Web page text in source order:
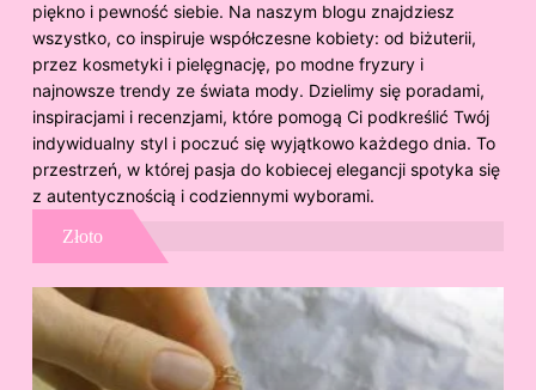
piękno i pewność siebie. Na naszym blogu znajdziesz
wszystko, co inspiruje współczesne kobiety: od biżuterii,
przez kosmetyki i pielęgnację, po modne fryzury i
najnowsze trendy ze świata mody. Dzielimy się poradami,
inspiracjami i recenzjami, które pomogą Ci podkreślić Twój
indywidualny styl i poczuć się wyjątkowo każdego dnia. To
przestrzeń, w której pasja do kobiecej elegancji spotyka się
z autentycznością i codziennymi wyborami.
Złoto